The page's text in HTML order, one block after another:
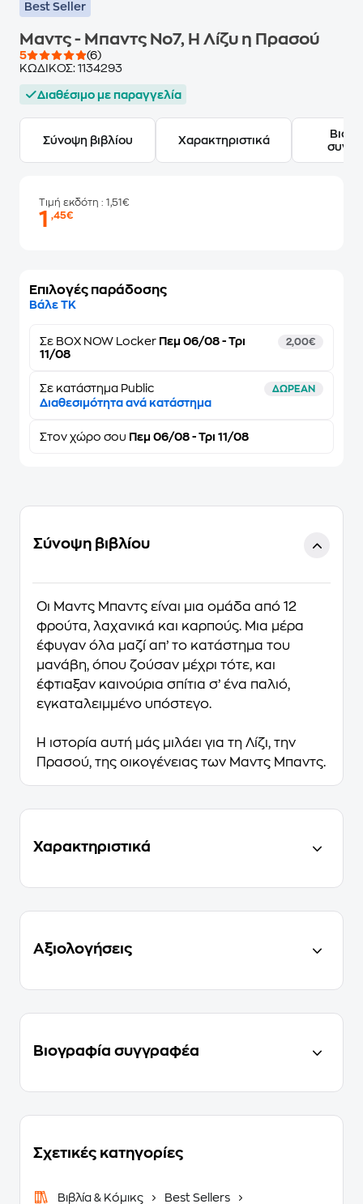
Best Seller
Μαντς - Μπαντς Νο7, Η Λίζυ η Πρασού
5
(6)
ΚΩΔΙΚΟΣ: 1134293
Διαθέσιμο με παραγγελία
Σύνοψη βιβλίου Χαρακτηριστικά
Τιμή εκδότη : 1,51€
1,45€
Επιλογές παράδοσης
Βάλε ΤΚ
Σε BOX NOW Locker Πεμ 06/08 - Τρι
11/08
2,00€
Σε κατάστημα Public ΔΩΡΕΑΝ
Διαθεσιμότητα ανά κατάστημα
Στον χώρο σου Πεμ 06/08 - Τρι 11/08
Σύνοψη βιβλίου
Οι Μαντς Μπαντς είναι μια ομάδα από 12
φρούτα, λαχανικά και καρπούς. Μια μέρα
έφυγαν όλα μαζί απ’ το κατάστημα του
μανάβη, όπου ζούσαν μέχρι τότε, και
έφτιαξαν καινούρια σπίτια σ’ ένα παλιό,
εγκαταλειμμένο υπόστεγο.
Η ιστορία αυτή μάς μιλάει για τη Λίζι, την
Πρασού, της οικογένειας των Μαντς Μπαντς.
Χαρακτηριστικά
Αξιολογήσεις
Βιογραφία συγγραφέα
Σχετικές κατηγορίες
Βιβλία & Κόμικς
Best Sellers